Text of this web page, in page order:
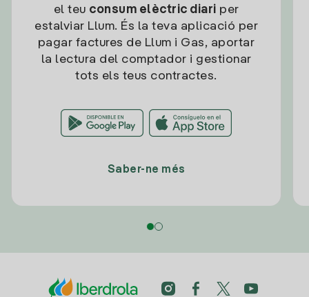
el teu consum elèctric diari per
estalviar Llum. És la teva aplicació per
pagar factures de Llum i Gas, aportar
la lectura del comptador i gestionar
tots els teus contractes.
Saber-ne més